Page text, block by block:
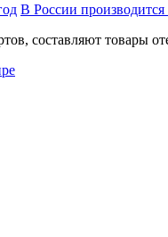
В России производится
составляют товары